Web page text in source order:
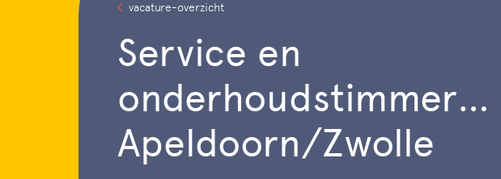
vacature-overzicht
Service en
Apeldoorn/Zwolle